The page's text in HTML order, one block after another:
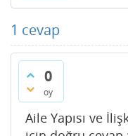
1 cevap
0
oy
Aile Yapısı ve